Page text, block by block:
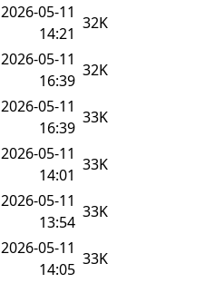
2026-05-11
14:21
32K
2026-05-11
16:39
32K
2026-05-11
16:39
33K
2026-05-11
14:01
33K
2026-05-11
13:54
33K
2026-05-11
14:05
33K